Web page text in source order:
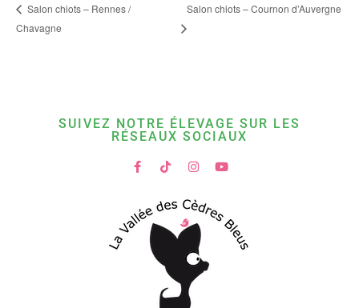
Salon chiots – Rennes /
Chavagne
Salon chiots – Cournon d’Auvergne
SUIVEZ NOTRE ÉLEVAGE SUR LES
RÉSEAUX SOCIAUX